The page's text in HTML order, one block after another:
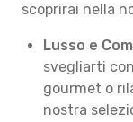
scoprirai nella
Lusso e
svegliarti
gourmet o
nostra